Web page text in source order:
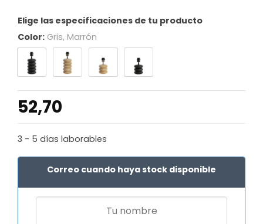
Elige las especificaciones de tu producto
Color: Gris, Marrón
52,70
3 - 5 días laborables
Correo cuando haya stock disponible